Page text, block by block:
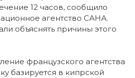
12 часов, сообщило
агентство САНА.
объяснять причины этого
французского агентства
базируется в кипрской